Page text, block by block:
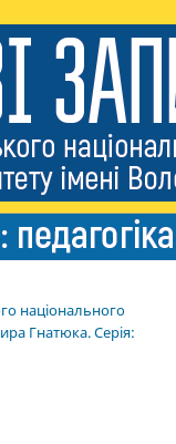
національного
Гнатюка. Серія: